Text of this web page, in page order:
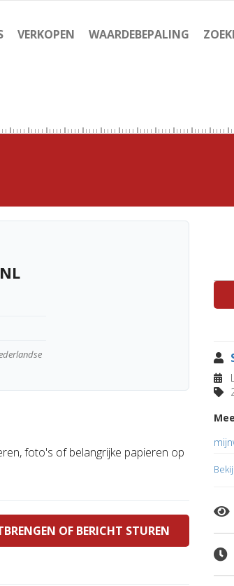
VERKOPEN WAARDEBEPALING
foto's of belangrijke papieren op
OF BERICHT STUREN